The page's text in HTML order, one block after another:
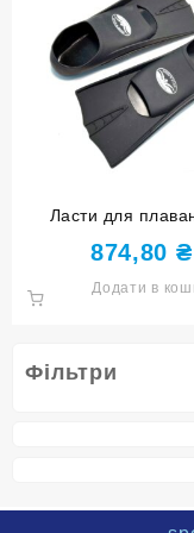
Фільтри
Ласти для
басейні SNS.
Колір чорний TE-
3335-Ч
874,80 ₴
Додати в